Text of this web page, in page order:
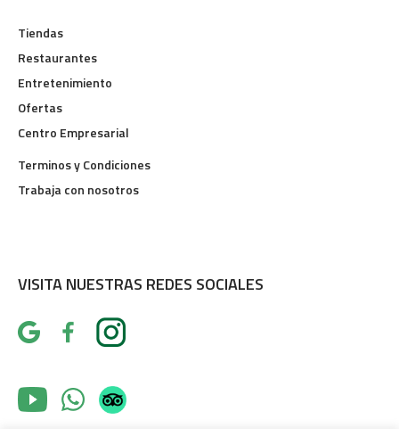
Tiendas
Restaurantes
Entretenimiento
Ofertas
Centro Empresarial
Terminos y Condiciones
Trabaja con nosotros
VISITA NUESTRAS REDES SOCIALES